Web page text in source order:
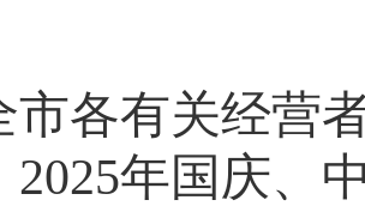
市各有关经营
2025年国庆、